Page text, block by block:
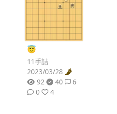
😇
11手詰
2023/03/28
92
40
6
0
4